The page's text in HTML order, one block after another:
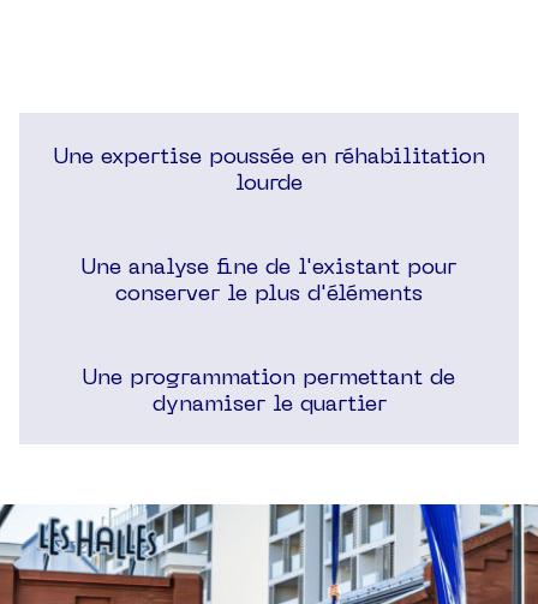
Une expertise poussée en réhabilitation
lourde
Une analyse fine de l'existant pour
conserver le plus d'éléments
Une programmation permettant de
dynamiser le quartier